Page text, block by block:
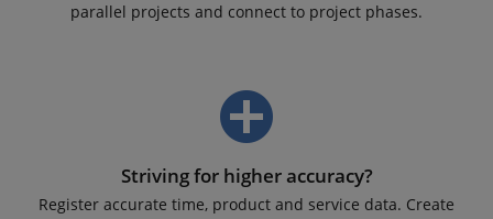
parallel projects and connect to project phases.
Striving for higher accuracy?
Register accurate time, product and service data. Create